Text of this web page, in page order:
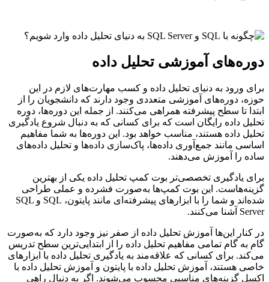
دوره‌های آموزشی تحلیل داده
برای ورود به دنیای تحلیل داده و کسب مهارت‌های لازم در این
حوزه، دوره‌های آموزشی متعددی وجود دارند که دانشجویان را از
ابتدا تا سطح پیشرفته همراهی می‌کنند. از جمله این دوره‌ها، دوره
تحلیل داده رایگان است که برای کسانی که به دنبال شروع یادگیری
تحلیل داده هستند، مناسب خواهد بود. این دوره‌ها به شما مفاهیم
اساسی مانند جمع‌آوری داده‌ها، پاک‌سازی داده‌ها و تحلیل داده‌های
ساده را آموزش می‌دهند.
برای یادگیری تخصصی‌تر بوت کمپ تحلیل داده یکی از بهترین
گزینه‌هاست. این بوت کمپ‌ها به‌صورت فشرده و عملی طراحی
شده‌اند و شما را با ابزارهای پیشرفته‌ای مانند پایتون، SQL و SQL
Server آشنا می‌کنند.
در کنار این‌ها آموزش تحلیل داده از صفر نیز وجود دارد که به‌صورت
گام به گام تمامی مفاهیم تحلیل داده را از ابتدایی‌ترین سطح تدریس
می‌کند. برای کسانی که علاقه‌مند به یادگیری تحلیل داده با ابزارهای
خاصی هستند، آموزش تحلیل داده با پایتون و آموزش تحلیل داده با
اکسل گزینه‌های مناسبی محسوب می‌شوند. اگر به دنبال راهی